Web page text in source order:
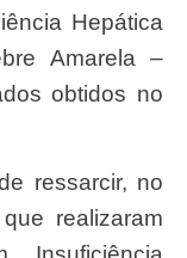
Hepática
Amarela –
obtidos no
realizaram